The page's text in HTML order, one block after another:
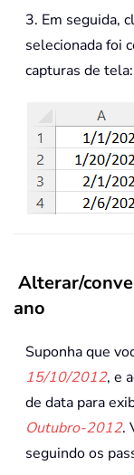
3. Em seguida,
selecionada foi
capturas de tela:
Alterar/
ano
Suponha que
15/10/2012, e
de data para
Outubro-2012.
seguindo os